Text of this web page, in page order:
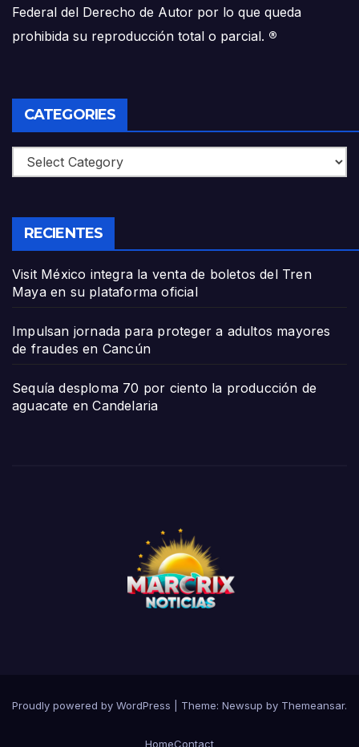
Federal del Derecho de Autor por lo que queda
prohibida su reproducción total o parcial. ®
CATEGORIES
Categories
RECIENTES
Visit México integra la venta de boletos del Tren
Maya en su plataforma oficial
Impulsan jornada para proteger a adultos mayores
de fraudes en Cancún
Sequía desploma 70 por ciento la producción de
aguacate en Candelaria
Proudly powered by WordPress Theme: Newsup by Themeansar.
HomeContact